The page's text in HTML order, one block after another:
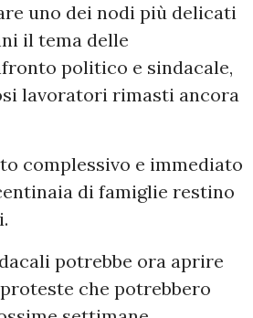
uno dei nodi più delicati
il tema delle
politico e sindacale,
lavoratori rimasti ancora
complessivo e immediato
di famiglie restino
potrebbe ora aprire
che potrebbero